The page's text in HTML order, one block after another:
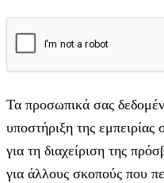
Τα προσωπικά σας
υποστήριξη της
για τη διαχείριση της
για άλλους σκοπούς που